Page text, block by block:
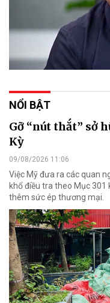
NỔI BẬT
Gỡ “nút thắt” sở
Kỳ
09/08/2026 11:06
Việc Mỹ đưa ra các quan
khổ điều tra theo Mục
thêm sức ép thương mại.